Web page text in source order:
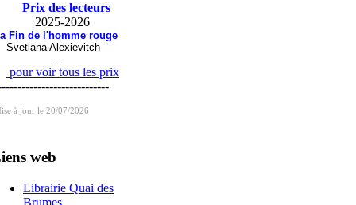
Prix des lecteurs
2025-2026
Fin de l'homme rouge
Svetlana Alexievitch
---
pour voir tous les prix
à jour le 20/07/2026
web
Librairie Quai des
Brumes